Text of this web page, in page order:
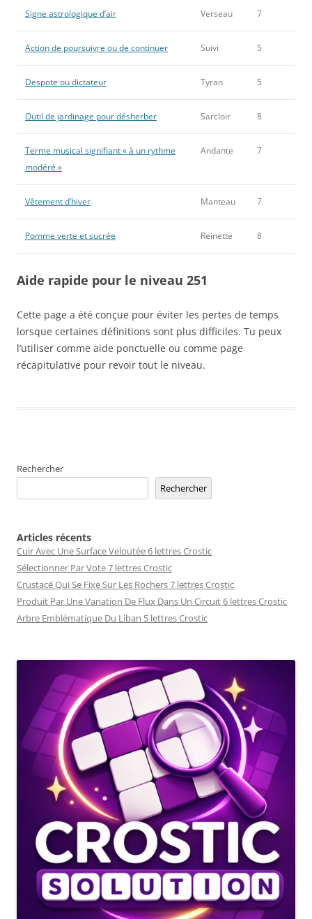
Signe astrologique d’air Verseau 7
Action de poursuivre ou de continuer Suivi 5
Despote ou dictateur Tyran 5
Outil de jardinage pour désherber Sarcloir 8
Terme musical signifiant « à un rythme
modéré »
Andante 7
Vêtement d’hiver Manteau 7
Pomme verte et sucrée Reinette 8
Aide rapide pour le niveau 251
Cette page a été conçue pour éviter les pertes de temps
lorsque certaines définitions sont plus difficiles. Tu peux
l’utiliser comme aide ponctuelle ou comme page
récapitulative pour revoir tout le niveau.
Rechercher
Rechercher
Articles récents
Cuir Avec Une Surface Veloutée 6 lettres Crostic
Sélectionner Par Vote 7 lettres Crostic
Crustacé Qui Se Fixe Sur Les Rochers 7 lettres Crostic
Produit Par Une Variation De Flux Dans Un Circuit 6 lettres Crostic
Arbre Emblématique Du Liban 5 lettres Crostic